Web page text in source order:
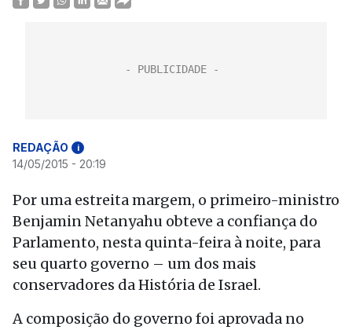
REDAÇÃO i
14/05/2015 - 20:19
Por uma estreita margem, o primeiro-ministro
Benjamin Netanyahu obteve a confiança do
Parlamento, nesta quinta-feira à noite, para
seu quarto governo – um dos mais
conservadores da História de Israel.
A composição do governo foi aprovada no